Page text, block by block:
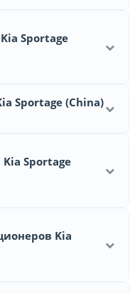
Sportage
Sportage (China)
Sportage
Kia